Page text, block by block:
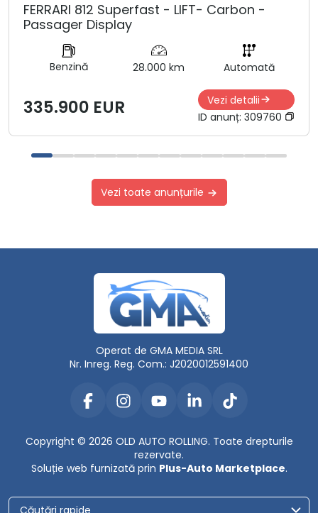
FERRARI 812 Superfast - LIFT- Carbon -
Passager Display
Benzină 28.000 km Automată
335.900 EUR
Vezi detalii
ID anunț: 309760
Vezi toate anunțurile
Operat de GMA MEDIA SRL
Nr. Inreg. Reg. Com.: J2020012591400
Copyright © 2026 OLD AUTO ROLLING. Toate drepturile
rezervate.
Soluție web furnizată prin Plus-Auto Marketplace.